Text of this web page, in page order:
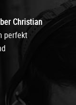
Christian
perfekt